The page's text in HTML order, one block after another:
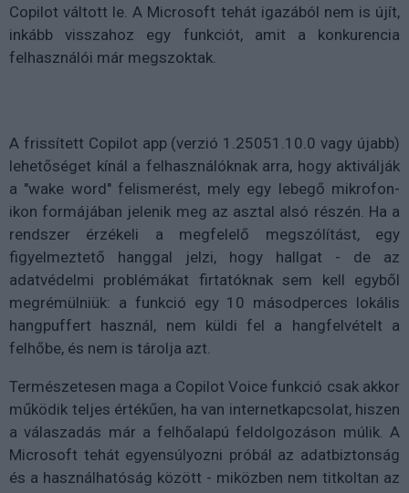
Copilot váltott le. A Microsoft tehát igazából nem is újít,
inkább visszahoz egy funkciót, amit a konkurencia
felhasználói már megszoktak.
A frissített Copilot app (verzió 1.25051.10.0 vagy újabb)
lehetőséget kínál a felhasználóknak arra, hogy aktiválják
a "wake word" felismerést, mely egy lebegő mikrofon-
ikon formájában jelenik meg az asztal alsó részén. Ha a
rendszer érzékeli a megfelelő megszólítást, egy
figyelmeztető hanggal jelzi, hogy hallgat - de az
adatvédelmi problémákat firtatóknak sem kell egyből
megrémülniük: a funkció egy 10 másodperces lokális
hangpuffert használ, nem küldi fel a hangfelvételt a
felhőbe, és nem is tárolja azt.
Természetesen maga a Copilot Voice funkció csak akkor
működik teljes értékűen, ha van internetkapcsolat, hiszen
a válaszadás már a felhőalapú feldolgozáson múlik. A
Microsoft tehát egyensúlyozni próbál az adatbiztonság
és a használhatóság között - miközben nem titkoltan az